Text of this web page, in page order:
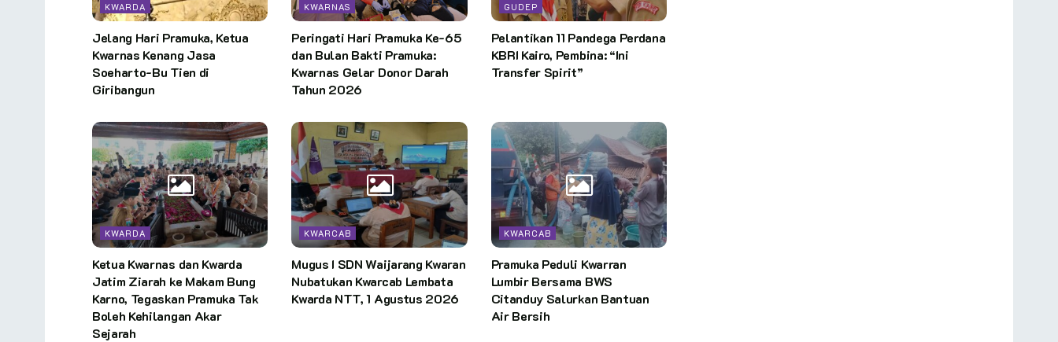
KWARDA
Jelang Hari Pramuka, Ketua
Kwarnas Kenang Jasa
Soeharto-Bu Tien di
Giribangun
KWARNAS
Peringati Hari Pramuka Ke-65
dan Bulan Bakti Pramuka:
Kwarnas Gelar Donor Darah
Tahun 2026
GUDEP
Pelantikan 11 Pandega Perdana
KBRI Kairo, Pembina: “Ini
Transfer Spirit”
KWARDA
Ketua Kwarnas dan Kwarda
Jatim Ziarah ke Makam Bung
Karno, Tegaskan Pramuka Tak
Boleh Kehilangan Akar
Sejarah
KWARCAB
Mugus I SDN Waijarang Kwaran
Nubatukan Kwarcab Lembata
Kwarda NTT, 1 Agustus 2026
KWARCAB
Pramuka Peduli Kwarran
Lumbir Bersama BWS
Citanduy Salurkan Bantuan
Air Bersih